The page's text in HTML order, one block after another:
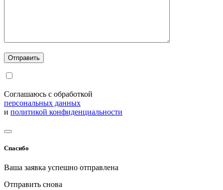
Соглашаюсь с обработкой
персональных данных
и политикой конфиденциальности
Спасибо
Ваша заявка успешно отправлена
Отправить снова